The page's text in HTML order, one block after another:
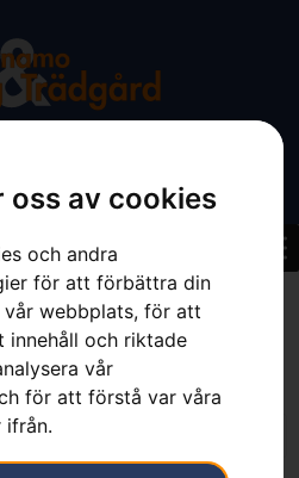
oss av cookies
och andra
för att förbättra din
webbplats, för att
innehåll och riktade
vår
för att förstå var våra
ifrån.